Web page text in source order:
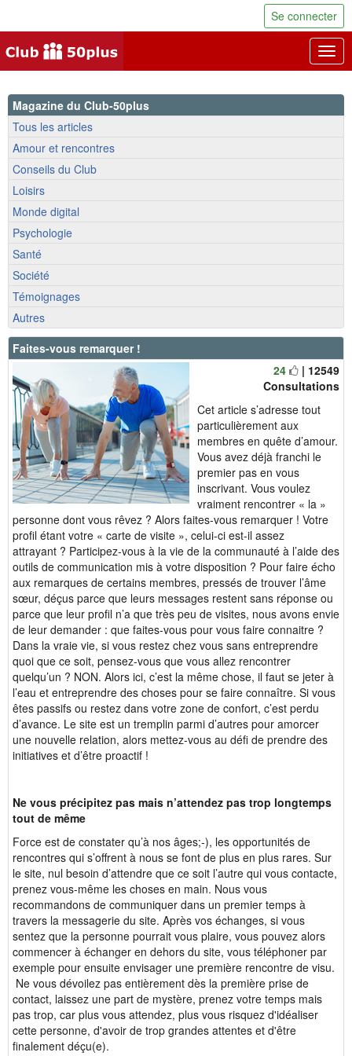
Se connecter
Magazine du Club-50plus
Tous les articles
Amour et rencontres
Conseils du Club
Loisirs
Monde digital
Psychologie
Santé
Société
Témoignages
Autres
Faites-vous remarquer !
24
| 12549
Consultations
Cet article s’adresse tout
particulièrement aux
membres en quête d’amour.
Vous avez déjà franchi le
premier pas en vous
inscrivant. Vous voulez
vraiment rencontrer « la »
personne dont vous rêvez ? Alors faites-vous remarquer ! Votre
profil étant votre « carte de visite », celui-ci est-il assez
attrayant ? Participez-vous à la vie de la communauté à l’aide des
outils de communication mis à votre disposition ? Pour faire écho
aux remarques de certains membres, pressés de trouver l’âme
sœur, déçus parce que leurs messages restent sans réponse ou
parce que leur profil n’a que très peu de visites, nous avons envie
de leur demander : que faites-vous pour vous faire connaitre ?
Dans la vraie vie, si vous restez chez vous sans entreprendre
quoi que ce soit, pensez-vous que vous allez rencontrer
quelqu’un ? NON. Alors ici, c’est la même chose, il faut se jeter à
l’eau et entreprendre des choses pour se faire connaître. Si vous
êtes passifs ou restez dans votre zone de confort, c’est perdu
d’avance. Le site est un tremplin parmi d’autres pour amorcer
une nouvelle relation, alors mettez-vous au défi de prendre des
initiatives et d’être proactif !
Ne vous précipitez pas mais n’attendez pas trop longtemps
tout de même
Force est de constater qu’à nos âges;-), les opportunités de
rencontres qui s’offrent à nous se font de plus en plus rares. Sur
le site, nul besoin d’attendre que ce soit l’autre qui vous contacte,
prenez vous-même les choses en main. Nous vous
recommandons de communiquer dans un premier temps à
travers la messagerie du site. Après vos échanges, si vous
sentez que la personne pourrait vous plaire, vous pouvez alors
commencer à échanger en dehors du site, vous téléphoner par
exemple pour ensuite envisager une première rencontre de visu.
Ne vous dévoilez pas entièrement dès la première prise de
contact, laissez une part de mystère, prenez votre temps mais
pas trop, car plus vous attendez, plus vous risquez d'idéaliser
cette personne, d'avoir de trop grandes attentes et d'être
finalement déçu(e).